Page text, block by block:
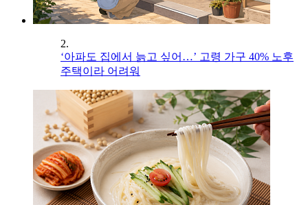
2.
‘아파도 집에서 늙고 싶어…’ 고령 가구 40% 노후
주택이라 어려워